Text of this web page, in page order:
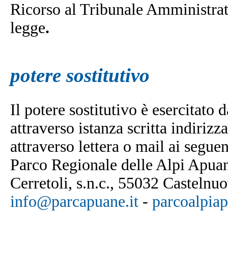
Ricorso al Tribunale
legge.
potere sostitutivo
Il potere sostitutivo è esercitato
attraverso istanza scritta
attraverso lettera o mail ai
Parco Regionale delle Alpi
Cerretoli, s.n.c., 55032
info@parcapuane.it -